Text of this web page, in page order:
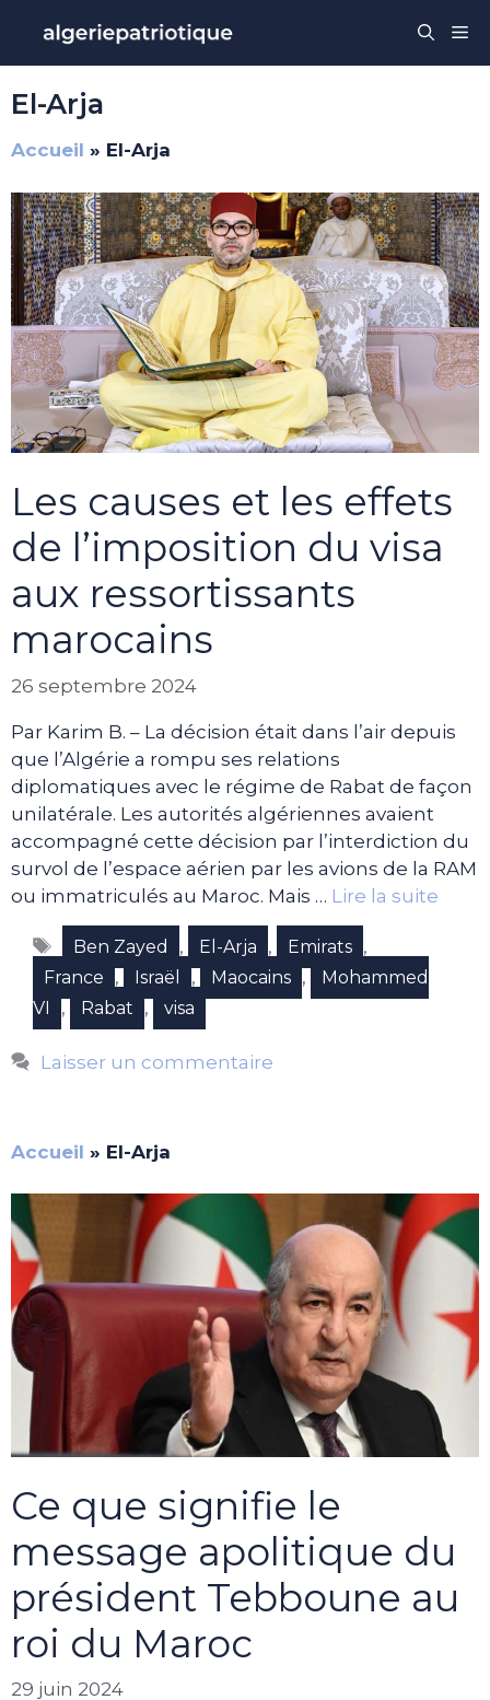
contenu
El-Arja
Accueil » El-Arja
Les causes et les effets
de l’imposition du visa
aux ressortissants
marocains
26 septembre 2024
Par Karim B. – La décision était dans l’air depuis
que l’Algérie a rompu ses relations
diplomatiques avec le régime de Rabat de façon
unilatérale. Les autorités algériennes avaient
accompagné cette décision par l’interdiction du
survol de l’espace aérien par les avions de la RAM
ou immatriculés au Maroc. Mais … Lire la suite
Étiquettes
Ben Zayed , El-Arja , Emirats ,
France , Israël , Maocains ,
Mohammed
VI
, Rabat , visa
Laisser un commentaire
Accueil » El-Arja
Ce que signifie le
message apolitique du
président Tebboune au
roi du Maroc
29 juin 2024